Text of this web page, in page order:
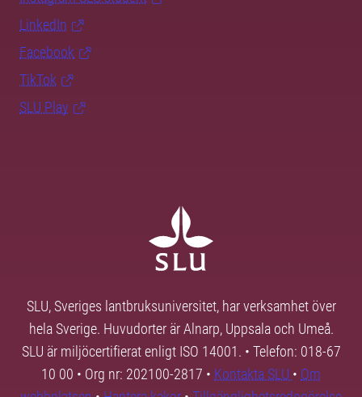
LinkedIn
Facebook
TikTok
SLU Play
SLU, Sveriges lantbruksuniversitet, har verksamhet över
hela Sverige. Huvudorter är Alnarp, Uppsala och Umeå.
SLU är miljöcertifierat enligt ISO 14001. • Telefon: 018-67
10 00 • Org nr: 202100-2817 • Kontakta SLU • Om